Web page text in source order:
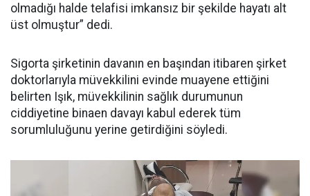
olmadığı halde telafisi imkansız bir şekilde hayatı alt
üst olmuştur” dedi.
Sigorta şirketinin davanın en başından itibaren şirket
doktorlarıyla müvekkilini evinde muayene ettiğini
belirten Işık, müvekkilinin sağlık durumunun
ciddiyetine binaen davayı kabul ederek tüm
sorumluluğunu yerine getirdiğini söyledi.